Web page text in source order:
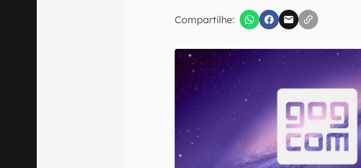
Compartilhe:
Confirmo que li, aceito e concordo